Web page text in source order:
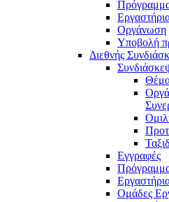
Οργάνωση
Υποβολή
Διεθνής
Εγγραφές
Ομάδες